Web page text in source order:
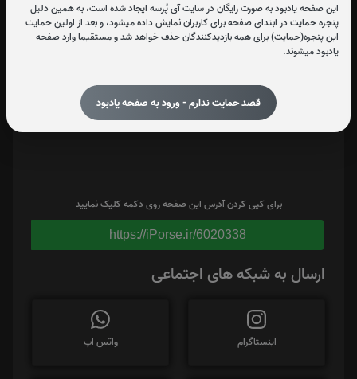
این صفحه یادبود به صورت رایگان در سایت آی پُرسه ایجاد شده است، به همین دلیل
پنجره حمایت در ابتدای صفحه برای کاربران نمایش داده میشود، و بعد از اولین حمایت
این پنجره(حمایت) برای همه بازدیدکنندگان حذف خواهد شد و مستقیما وارد صفحه
یادبود میشوند.
قصد حمایت ندارم - ورود به صفحه یادبود
برای کپی کردن آدرس این صفحه روی دکمه کلیک نمایید
https://iPorse.ir/6020338
ارسال به شبکه های اجتماعی
اینستاگرام واتس اپ